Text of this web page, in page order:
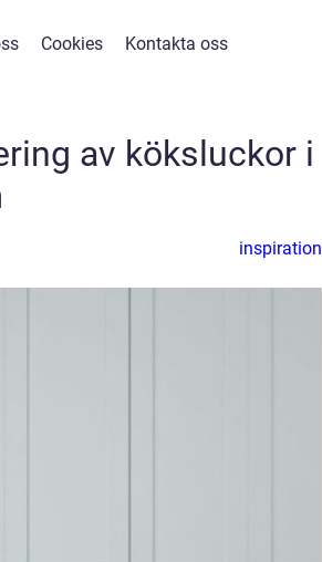
Cookies Kontakta oss
av köksluckor i
inspiration